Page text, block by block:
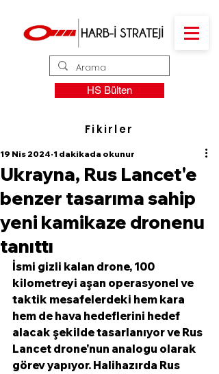
HS Bülten
Fikirler
Ukrayna, Rus Lancet'e
benzer tasarıma sahip
yeni kamikaze dronenu
tanıttı
19 Nis 2024 1 dakikada okunur
İsmi gizli kalan drone, 100
kilometreyi aşan operasyonel ve
taktik mesafelerdeki hem kara
hem de hava hedeflerini hedef
alacak şekilde tasarlanıyor ve Rus
Lancet drone'nun analogu olarak
görev yapıyor. Halihazırda Rus